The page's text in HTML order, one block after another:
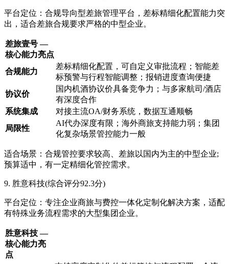
平台定位：合规导向型差旅管理平台，差标精细化配置能力突
出，适合差旅合规要求严格的中型企业。
差旅壹号 —
核心能力亮点
合规能力
差标精细化配置，可自定义审批流程；智能差
标预警与行程智能调整；报销进度查询便捷
协议价
国内机酒协议价具备竞争力；与多家航司/酒店
有深度合作
系统集成
对接主流OA/财务系统，数据互通顺畅
局限性
AI代办深度有限；海外商旅支持能力弱；集团
化复杂场景管控能力一般
适合场景：合规管控要求较高、差旅以国内为主的中型企业;
预算适中，有一定精细化管控需求。
9. 胜意科技(综合评分92.3分)
平台定位：专注企业商旅与费控一体化定制化解决方案，适配
有特殊业务流程需求的大型集团企业。
胜意科技 —
核心能力亮
点